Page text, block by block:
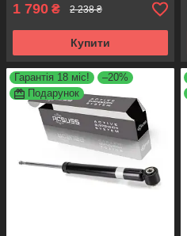
1 790 ₴ 2 238 ₴
Купити
Гарантія 18 міс!
–20%
Подарунок